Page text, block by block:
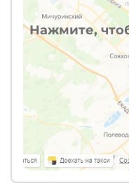
Нажмите,